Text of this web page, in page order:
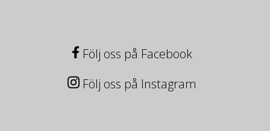
Följ oss på Facebook
Följ oss på Instagram